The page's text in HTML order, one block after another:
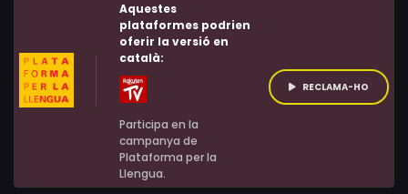
Aquestes
plataformes podrien
oferir la versió en
català:
Participa en la
campanya de
Plataforma per la
Llengua.
RECLAMA-HO